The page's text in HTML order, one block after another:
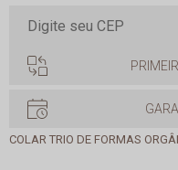
COLAR TRIO DE FORMAS